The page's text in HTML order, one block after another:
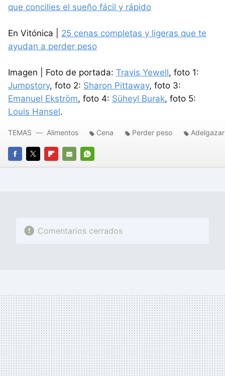
que concilies el sueño fácil y rápido
En Vitónica | 25 cenas completas y ligeras que te
ayudan a perder peso
Imagen | Foto de portada: Travis Yewell, foto 1:
Jumpstory, foto 2: Sharon Pittaway, foto 3:
Emanuel Ekström, foto 4: Süheyl Burak, foto 5:
Louis Hansel.
FACEBOOK
TWITTERFLIPBOARD
E-
WHATSAPP
TEMAS Alimentos Cena Perder peso Adelgazar
Comentarios cerrados